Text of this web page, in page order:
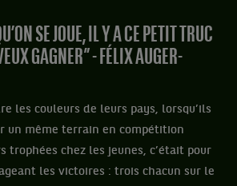
SE JOUE, IL Y A CE PETIT TRUC
GAGNER” - FÉLIX AUGER-
les couleurs de leurs pays, lorsqu’ils
un même terrain en compétition
trophées chez les jeunes, c’était pour
les victoires : trois chacun sur le